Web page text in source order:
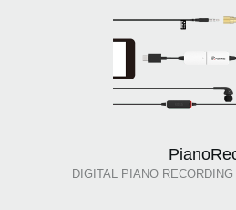
DIGITAL PIANO